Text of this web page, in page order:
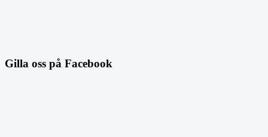
Gilla oss på Facebook